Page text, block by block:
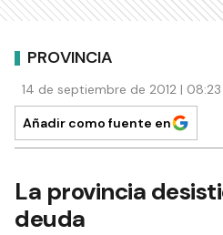
PROVINCIA
14 de septiembre de 2012 |
Añadir como fuente en
La provincia
deuda